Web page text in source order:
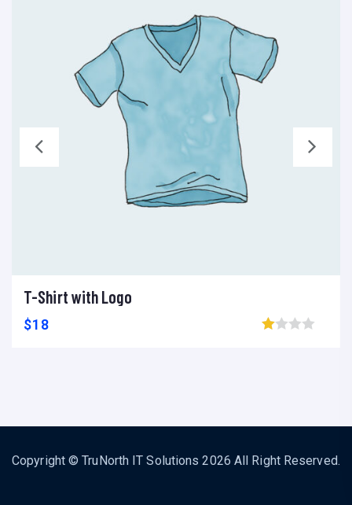
Add to cart Add to wishlist
T-Shirt with Logo
$18
Copyright © TruNorth IT Solutions 2026 All Right Reserved.